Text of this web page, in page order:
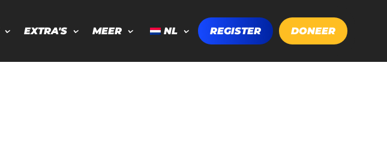
EXTRA'S MEER NL REGISTER DONEER